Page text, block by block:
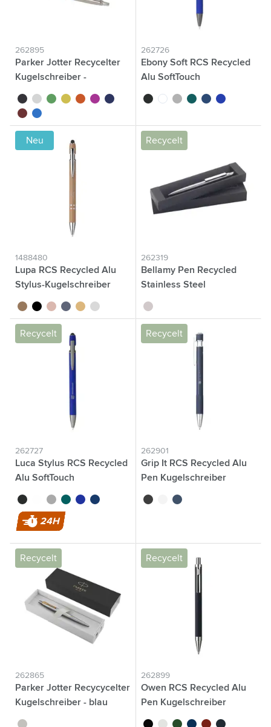
262895
Parker Jotter Recycelter
Kugelschreiber -
noir blancvert jauneorangemagentableu marine
rougebleu roi
262726
Ebony Soft RCS Recycled
Alu SoftTouch
noir blancanthracite
vert bleu bleu marine
Neu
1488480
Lupa RCS Recycled Alu
Stylus-Kugelschreiber
brun noir or rose
bleu doré argenté
Recycelt
262319
Bellamy Pen Recycled
Stainless Steel
argenté
Recycelt
262727
Luca Stylus RCS Recycled
Alu SoftTouch
noir blancanthracite
vert bleu bleu marine
24H
Recycelt
262901
Grip It RCS Recycled Alu
Pen Kugelschreiber
noir blancbleu marine
Recycelt
262865
Parker Jotter Recycycelter
Kugelschreiber - blau
argenté
Recycelt
262899
Owen RCS Recycled Alu
Pen Kugelschreiber
noir blancvert bleu rougebleu marine